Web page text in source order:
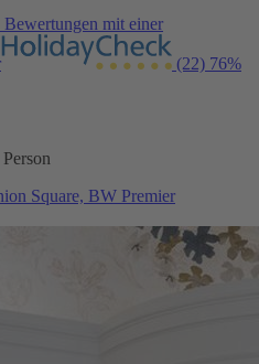
mit einer
(22) 76%
Square, BW Premier